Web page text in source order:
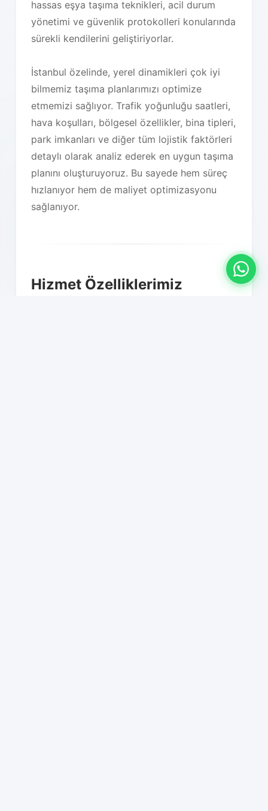
hassas eşya taşıma teknikleri, acil durum
yönetimi ve güvenlik protokolleri konularında
sürekli kendilerini geliştiriyorlar.
İstanbul özelinde, yerel dinamikleri çok iyi
bilmemiz taşıma planlarımızı optimize
etmemizi sağlıyor. Trafik yoğunluğu saatleri,
hava koşulları, bölgesel özellikler, bina tipleri,
park imkanları ve diğer tüm lojistik faktörleri
detaylı olarak analiz ederek en uygun taşıma
planını oluşturuyoruz. Bu sayede hem süreç
hızlanıyor hem de maliyet optimizasyonu
sağlanıyor.
Hizmet Özelliklerimiz